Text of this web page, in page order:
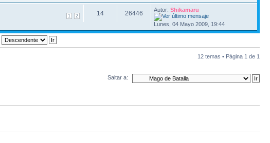
1 2 14 26446 Autor:Shikamaru
Lunes, 04 Mayo 2009, 19:44
12 temas • Página 1 de 1
Saltar a: